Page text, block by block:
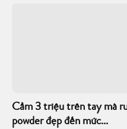
Cầm 3 triệu trên tay mà
powder đẹp đến mức...